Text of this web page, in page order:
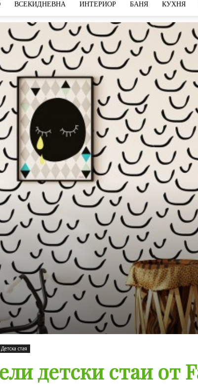
ВСЕКИДНЕВНА ИНТЕРИОР БАНЯ КУХНЯ
Детска стая
детски стаи от